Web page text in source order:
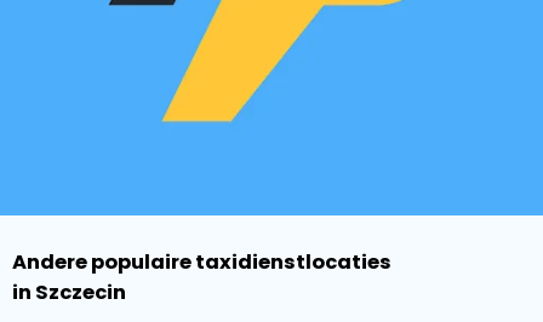
Andere populaire taxidienstlocaties
in Szczecin